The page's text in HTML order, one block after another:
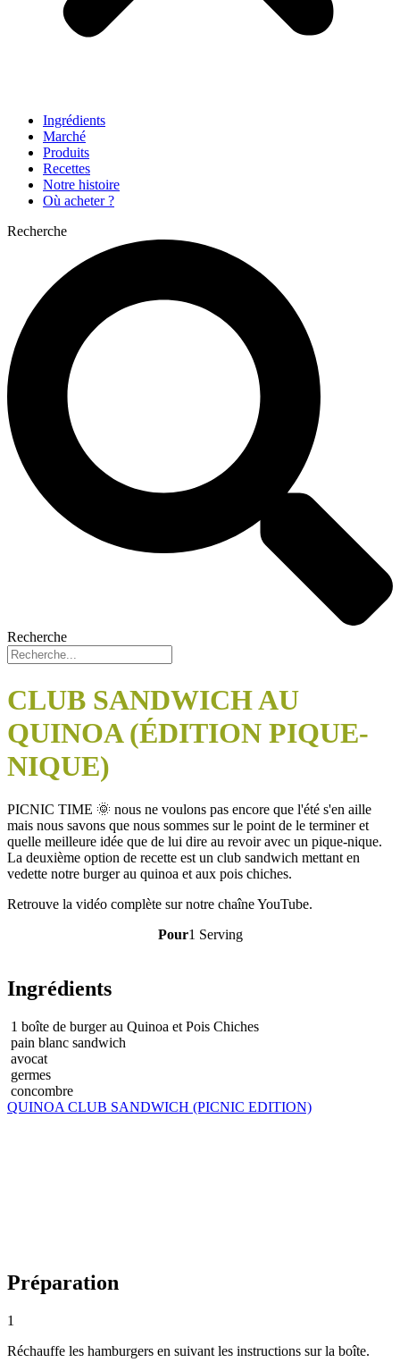
Ingrédients
Marché
Produits
Recettes
Notre histoire
Où acheter ?
Recherche
Recherche
CLUB SANDWICH AU
QUINOA (ÉDITION PIQUE-
NIQUE)
PICNIC TIME 🌞 nous ne voulons pas encore que l'été s'en aille
mais nous savons que nous sommes sur le point de le terminer et
quelle meilleure idée que de lui dire au revoir avec un pique-nique.
La deuxième option de recette est un club sandwich mettant en
vedette notre burger au quinoa et aux pois chiches.
Retrouve la vidéo complète sur notre chaîne YouTube.
Pour1 Serving
Ingrédients
1 boîte de burger au Quinoa et Pois Chiches
pain blanc sandwich
avocat
germes
concombre
QUINOA CLUB SANDWICH (PICNIC EDITION)
Préparation
1
Réchauffe les hamburgers en suivant les instructions sur la boîte.